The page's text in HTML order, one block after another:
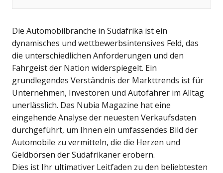
Die Automobilbranche in Südafrika ist ein
dynamisches und wettbewerbsintensives Feld, das
die unterschiedlichen Anforderungen und den
Fahrgeist der Nation widerspiegelt. Ein
grundlegendes Verständnis der Markttrends ist für
Unternehmen, Investoren und Autofahrer im Alltag
unerlässlich. Das Nubia Magazine hat eine
eingehende Analyse der neuesten Verkaufsdaten
durchgeführt, um Ihnen ein umfassendes Bild der
Automobile zu vermitteln, die die Herzen und
Geldbörsen der Südafrikaner erobern.
Dies ist Ihr ultimativer Leitfaden zu den beliebtesten